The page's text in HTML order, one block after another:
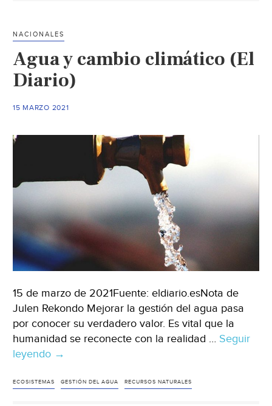
de
lucha
contra
el
NACIONALES
Agua y cambio climático (El
Diario)
15 MARZO 2021
15 de marzo de 2021Fuente: eldiario.esNota de
Julen Rekondo Mejorar la gestión del agua pasa
por conocer su verdadero valor. Es vital que la
humanidad se reconecte con la realidad … Seguir
leyendo Agua
cambio
→
ECOSISTEMAS GESTIÓN DEL AGUA RECURSOS NATURALES